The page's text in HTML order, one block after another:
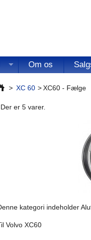
Om os
> XC 60 >XC60 - Fælge
Der er 5 varer.
kategori indeholder
Volvo XC60